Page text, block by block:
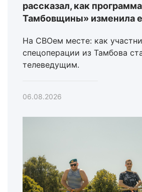
рассказал, как
Тамбовщины» изменила
На СВОем месте: как
спецоперации из Тамбова
телеведущим.
06.08.2026